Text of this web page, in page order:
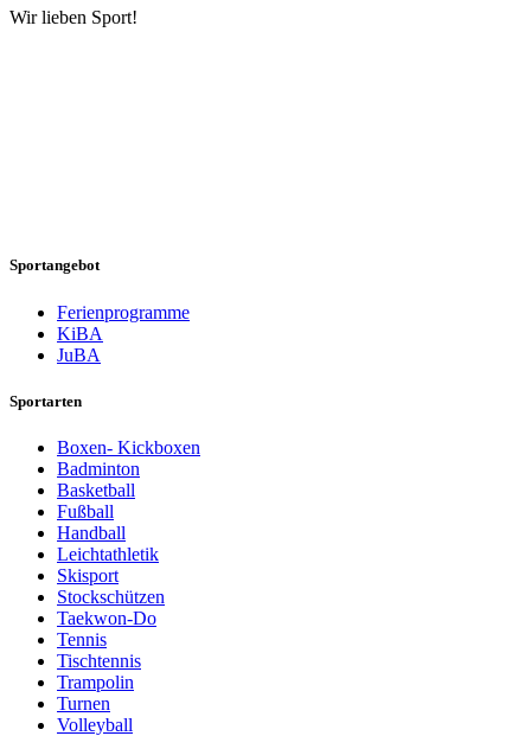
Wir lieben Sport!
Sportangebot
Ferienprogramme
KiBA
JuBA
Sportarten
Boxen- Kickboxen
Badminton
Basketball
Fußball
Handball
Leichtathletik
Skisport
Stockschützen
Taekwon-Do
Tennis
Tischtennis
Trampolin
Turnen
Volleyball